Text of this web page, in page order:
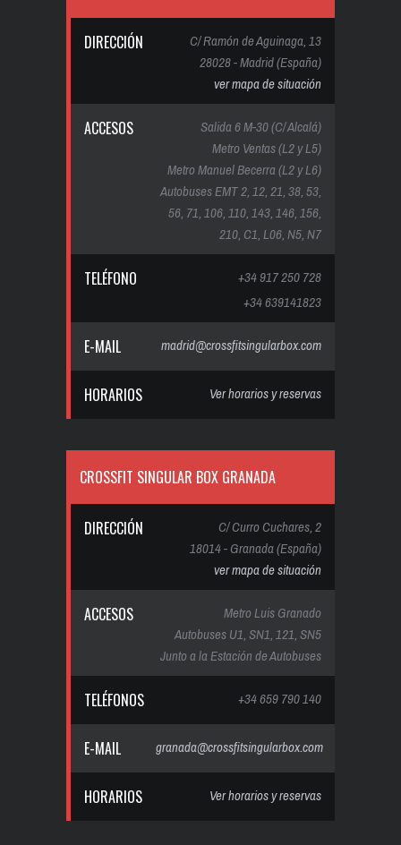
DIRECCIÓN
C/ Ramón de Aguinaga, 13
28028 - Madrid (España)
ver mapa de situación
ACCESOS
Salida 6 M-30 (C/ Alcalá)
Metro Ventas (L2 y L5)
Metro Manuel Becerra (L2 y L6)
Autobuses EMT 2, 12, 21, 38, 53,
56, 71, 106, 110, 143, 146, 156,
210, C1, L06, N5, N7
TELÉFONO
+34 917 250 728
+34 639141823
E-MAIL madrid@crossfitsingularbox.com
HORARIOS Ver horarios y reservas
CROSSFIT SINGULAR BOX GRANADA
DIRECCIÓN
C/ Curro Cuchares, 2
18014 - Granada (España)
ver mapa de situación
ACCESOS
Metro Luis Granado
Autobuses U1, SN1, 121, SN5
Junto a la Estación de Autobuses
TELÉFONOS +34 659 790 140
E-MAIL granada@crossfitsingularbox.com
HORARIOS Ver horarios y reservas